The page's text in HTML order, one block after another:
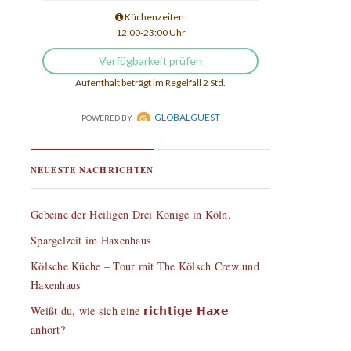
NEUESTE NACHRICHTEN
Gebeine der Heiligen Drei Könige in Köln.
Spargelzeit im Haxenhaus
Kölsche Küche – Tour mit The Kölsch Crew und
Haxenhaus
Weißt du, wie sich eine 𝗿𝗶𝗰𝗵𝘁𝗶𝗴𝗲 𝗛𝗮𝘅𝗲
anhört?